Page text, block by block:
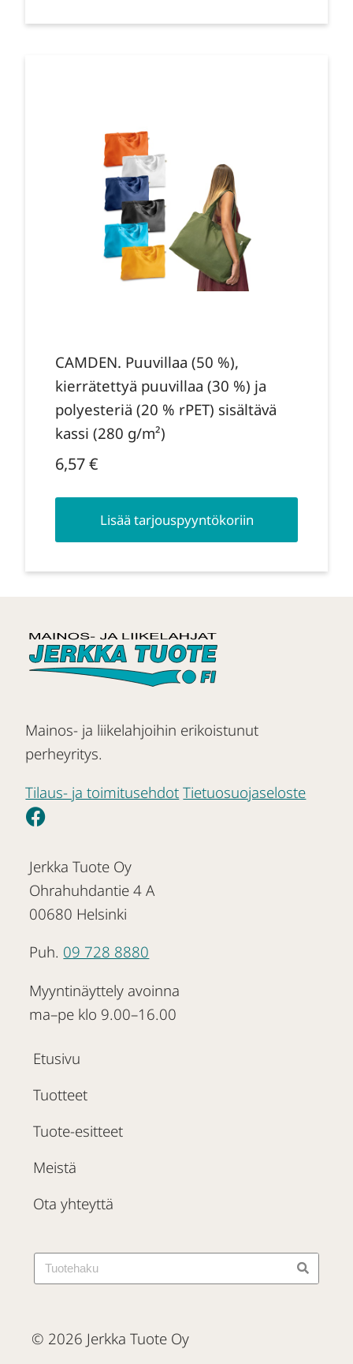
CAMDEN. Puuvillaa (50 %),
kierrätettyä puuvillaa (30 %) ja
polyesteriä (20 % rPET) sisältävä
kassi (280 g/m²)
6,57€
Lisää tarjouspyyntökoriin
Mainos- ja liikelahjoihin erikoistunut
perheyritys.
Tilaus- ja toimitusehdot Tietuosuojaseloste
Jerkka Tuote Oy
Ohrahuhdantie 4 A
00680 Helsinki
Puh. 09 728 8880
Myyntinäyttely avoinna
ma–pe klo 9.00–16.00
Etusivu
Tuotteet
Tuote-esitteet
Meistä
Ota yhteyttä
© 2026 Jerkka Tuote Oy